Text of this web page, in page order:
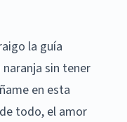
la guía
sin tener
en esta
todo, el amor